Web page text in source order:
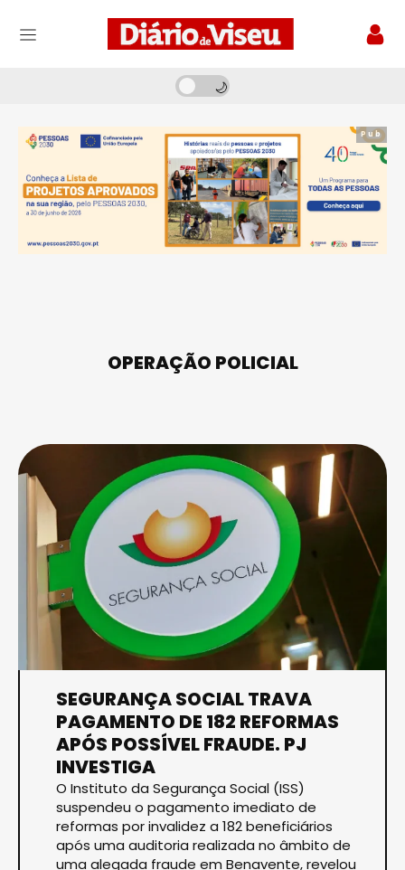
Pub
OPERAÇÃO POLICIAL
SEGURANÇA SOCIAL TRAVA
PAGAMENTO DE 182 REFORMAS
APÓS POSSÍVEL FRAUDE. PJ
INVESTIGA
O Instituto da Segurança Social (ISS)
suspendeu o pagamento imediato de
reformas por invalidez a 182 beneficiários
após uma auditoria realizada no âmbito de
uma alegada fraude em Benavente, revelou